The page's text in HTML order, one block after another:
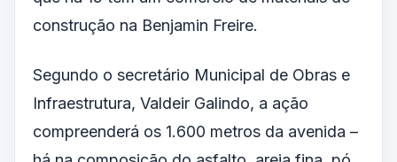
construção na Benjamin Freire.
Segundo o secretário Municipal de Obras e
Infraestrutura, Valdeir Galindo, a ação
compreenderá os 1.600 metros da avenida –